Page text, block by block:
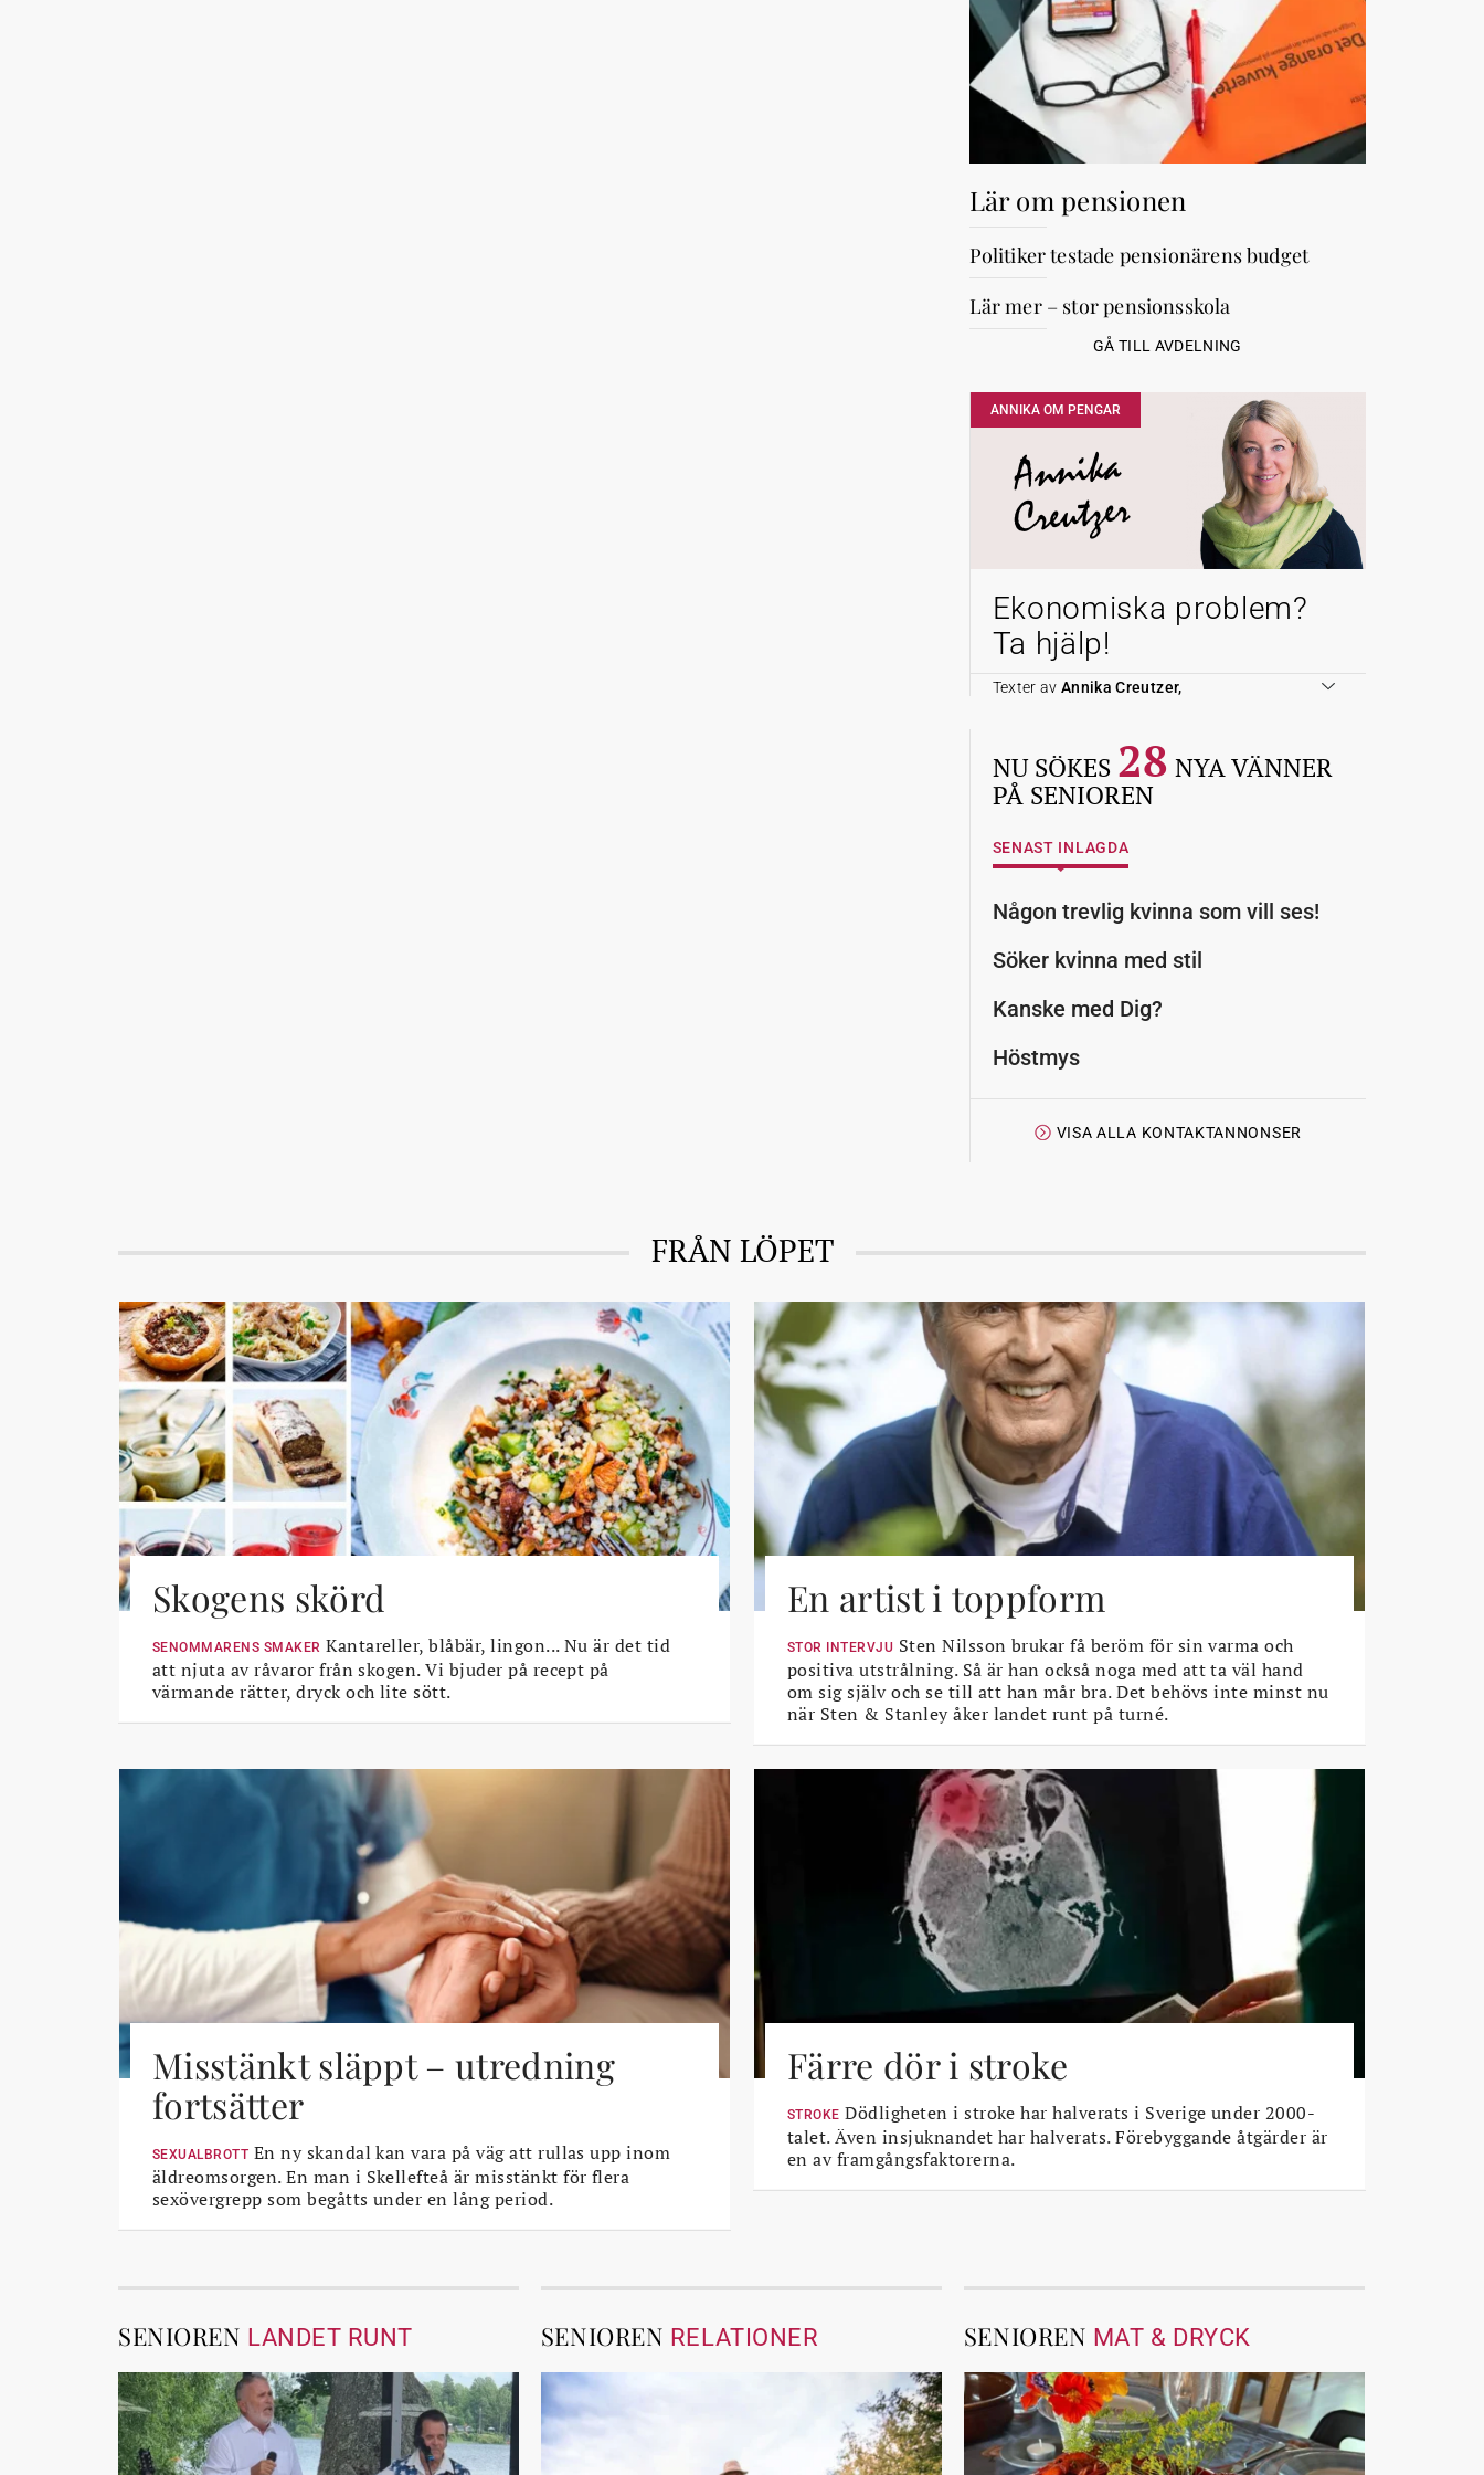
Lär om pensionen
Politiker testade pensionärens budget
Lär mer – stor pensionsskola
GÅ TILL AVDELNING
ANNIKA OM PENGAR
Annika
Creutzer
Ekonomiska problem?
Ta hjälp!
Texter av Annika Creutzer,
NU SÖKES 28 NYA VÄNNER
PÅ SENIOREN
SENAST INLAGDA
Någon trevlig kvinna som vill ses!
Söker kvinna med stil
Kanske med Dig?
Höstmys
VISA ALLA KONTAKTANNONSER
FRÅN LÖPET
Skogens skörd
SENOMMARENS SMAKER Kantareller, blåbär, lingon... Nu är det tid
att njuta av råvaror från skogen. Vi bjuder på recept på
värmande rätter, dryck och lite sött.
En artist i toppform
STOR INTERVJU Sten Nilsson brukar få beröm för sin varma och
positiva utstrålning. Så är han också noga med att ta väl hand
om sig själv och se till att han mår bra. Det behövs inte minst nu
när Sten & Stanley åker landet runt på turné.
Misstänkt släppt – utredning
fortsätter
SEXUALBROTT En ny skandal kan vara på väg att rullas upp inom
äldreomsorgen. En man i Skellefteå är misstänkt för flera
sexövergrepp som begåtts under en lång period.
Färre dör i stroke
STROKE Dödligheten i stroke har halverats i Sverige under 2000-
talet. Även insjuknandet har halverats. Förebyggande åtgärder är
en av framgångsfaktorerna.
SENIOREN LANDET RUNT SENIOREN RELATIONER SENIOREN MAT & DRYCK